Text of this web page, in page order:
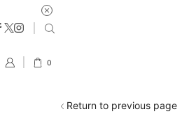
0
Return to previous page